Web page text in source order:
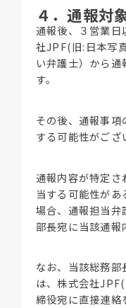
４．通報対
通報後、３営業
社JPF(旧:日本写
い弁護士）から通
す。
その後、通報事
する可能性がござ
通報内容が特定
当する可能性が
場合、通報担当
部長宛に当該通報
なお、当該総務部
は、株式会社
締役宛に直接連絡